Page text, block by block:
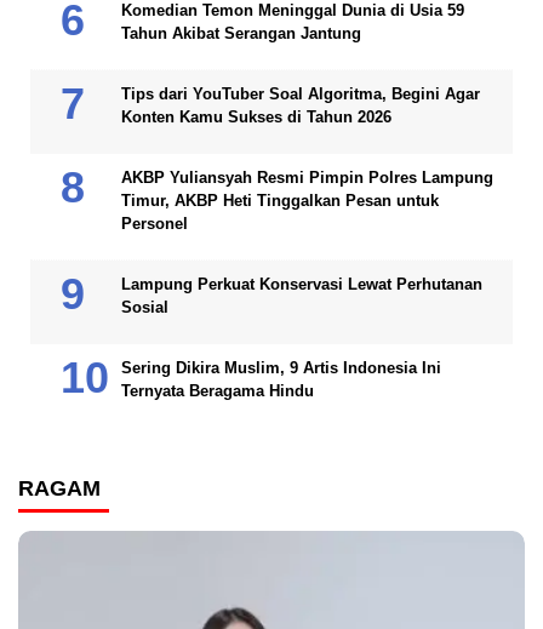
Komedian Temon Meninggal Dunia di Usia 59
Tahun Akibat Serangan Jantung
Tips dari YouTuber Soal Algoritma, Begini Agar
Konten Kamu Sukses di Tahun 2026
AKBP Yuliansyah Resmi Pimpin Polres Lampung
Timur, AKBP Heti Tinggalkan Pesan untuk
Personel
Lampung Perkuat Konservasi Lewat Perhutanan
Sosial
Sering Dikira Muslim, 9 Artis Indonesia Ini
Ternyata Beragama Hindu
RAGAM